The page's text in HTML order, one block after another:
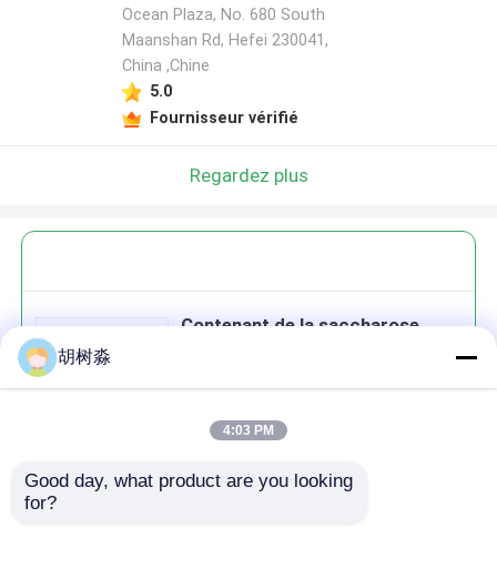
Ocean Plaza, No. 680 South
Maanshan Rd, Hefei 230041,
China ,Chine
5.0
Fournisseur vérifié
Regardez plus
Contenant de la saccharose
érythritol en poudre Édulcorants
Continuer
胡树淼
4:03 PM
Good day, what product are you looking
for?